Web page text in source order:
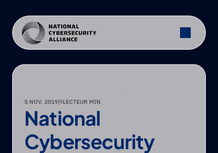
5 NOV. 2019|5LECTEUR MIN
National
Cybersecurity